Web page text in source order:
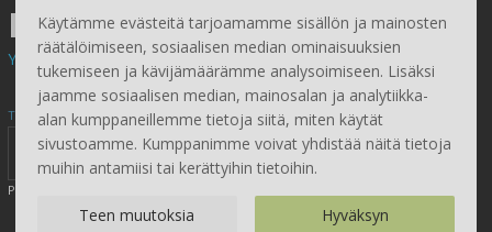
Käytämme evästeitä tarjoamamme sisällön ja mainosten
räätälöimiseen, sosiaalisen median ominaisuuksien
tukemiseen ja kävijämäärämme analysoimiseen. Lisäksi
jaamme sosiaalisen median, mainosalan ja analytiikka-
alan kumppaneillemme tietoja siitä, miten käytät
sivustoamme. Kumppanimme voivat yhdistää näitä tietoja
muihin antamiisi tai kerättyihin tietoihin.
Teen muutoksia Hyväksyn
ILMAINEN TOIMITUS
Yli 100 € tilauksiin.
Tilaa Mökkimies.comin uutiskirje tästä
Painamalla lähetä, hyväksyt henkilötietojen tallentamisen (